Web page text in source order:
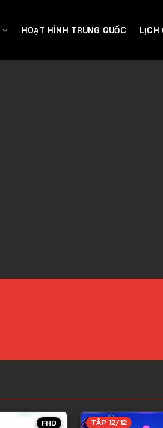
HOẠT HÌNH TRUNG QUỐC LỊCH
FHD TẬP 12/12